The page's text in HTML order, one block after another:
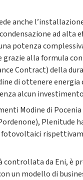
anche
ad alta
potenza
e grazie alla formula
Contract) della
di ottenere
alcun
Modine di Pocenia
Plenitude
controllata da Eni, è
un modello di